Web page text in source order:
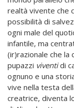
realtà vivente che
possibilità di
ogni male del
infantile, ma
(ir)razionale che la
pupazzi viventidi
ognuno e una
vive nella testa
creatrice, diventa